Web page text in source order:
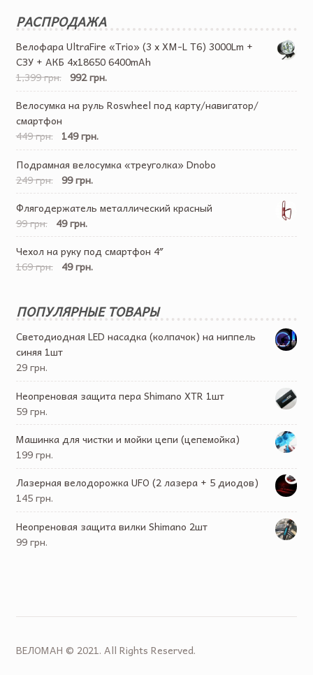
РАСПРОДАЖА
Велофара UltraFire «Trio» (3 x XM-L T6) 3000Lm +
СЗУ + АКБ 4х18650 6400mAh
1,399 грн. 992 грн.
Велосумка на руль Roswheel под карту/навигатор/
смартфон
449 грн.
149 грн.
Подрамная велосумка «треуголка» Dnobo
249 грн. 99 грн.
Флягодержатель металлический красный
99 грн.
49 грн.
Чехол на руку под смартфон 4″
169 грн.
49 грн.
ПОПУЛЯРНЫЕ ТОВАРЫ
Светодиодная LED насадка (колпачок) на ниппель
синяя 1шт
29 грн.
Неопреновая защита пера Shimano XTR 1шт
59 грн.
Машинка для чистки и мойки цепи (цепемойка)
199 грн.
Лазерная велодорожка UFO (2 лазера + 5 диодов)
145 грн.
Неопреновая защита вилки Shimano 2шт
99 грн.
ВЕЛОМАН © 2021. All Rights Reserved.